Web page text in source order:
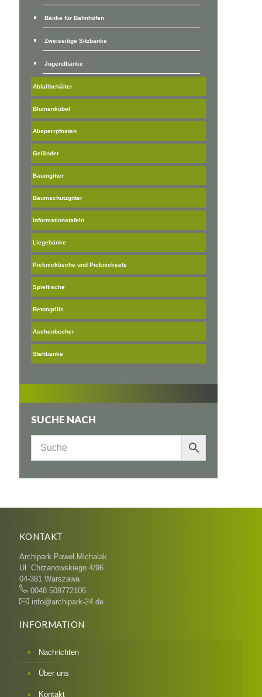
Bänke für Bahnhöfen
Zweiseitige Sitzbänke
Jugendbänke
Abfallbehälter
Blumenkübel
Absperrpfosten
Geländer
Baumgitter
Baumschutzgitter
Informationstafeln
Liegebänke
Picknicktische und Picknicksets
Spieltische
Betongrills
Aschenbecher
Stehbänke
SUCHE NACH
KONTAKT
Archipark Paweł Michalak
Ul. Chrzanowskiego 4/96
04-381 Warszawa
0048 509772106
info@archipark-24.de
INFORMATION
Nachrichten
Über uns
Kontakt